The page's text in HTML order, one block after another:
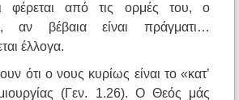
φέρεται από τις ορμές του, ο
αν βέβαια είναι πράγματι…
έλλογα.
ότι ο νους κυρίως είναι το «κατ’
(Γεν. 1.26). Ο Θεός μάς